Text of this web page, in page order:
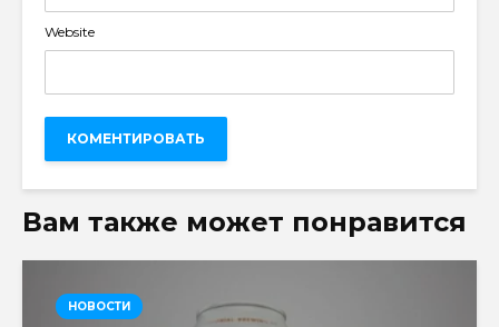
Website
Вам также может понравится
НОВОСТИ